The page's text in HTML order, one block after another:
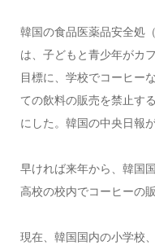
韓国の食品医薬品安全処
は、子どもと青少年がカ
目標に、学校でコーヒー
ての飲料の販売を禁止す
にした。韓国の中央日報
早ければ来年から、韓国
高校の校内でコーヒーの
現在、韓国国内の小学校